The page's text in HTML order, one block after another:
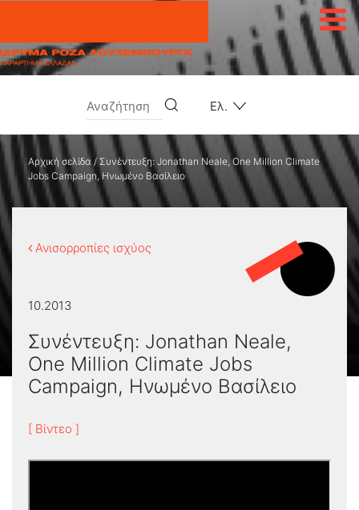
Ελ.
Αρχική σελίδα /Συνέντευξη: Jonathan Neale, One Million Climate
Jobs Campaign, Ηνωμένο Βασίλειο
Ανισορροπίες ισχύος
10.2013
Συνέντευξη: Jonathan Neale,
One Million Climate Jobs
Campaign, Ηνωμένο Βασίλειο
[ Βίντεο ]